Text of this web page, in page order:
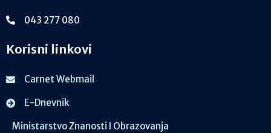
043 277 080
Korisni linkovi
Carnet Webmail
E-Dnevnik
Ministarstvo Znanosti I Obrazovanja